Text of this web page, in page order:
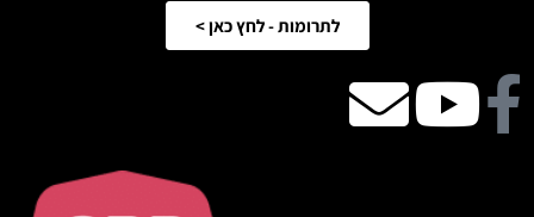
לתרומות - לחץ כאן >
Facebook
Youtube
email